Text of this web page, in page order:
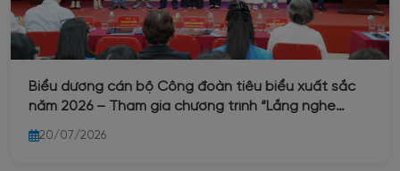
Biểu dương cán bộ Công đoàn tiêu biểu xuất sắc
năm 2026 – Tham gia chương trình “Lắng nghe
Đoàn viên, người lao động nói”
20/07/2026